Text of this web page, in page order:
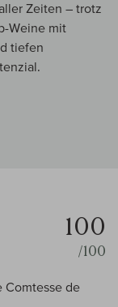
Zeiten – trotz
Weine mit
tiefen
100
/100
Comtesse de